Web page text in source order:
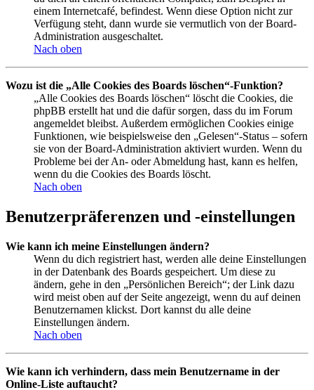
einem Internetcafé, befindest. Wenn diese Option nicht zur
Verfügung steht, dann wurde sie vermutlich von der Board-
Administration ausgeschaltet.
Nach oben
Wozu ist die „Alle Cookies des Boards löschen“-Funktion?
„Alle Cookies des Boards löschen“ löscht die Cookies, die
phpBB erstellt hat und die dafür sorgen, dass du im Forum
angemeldet bleibst. Außerdem ermöglichen Cookies einige
Funktionen, wie beispielsweise den „Gelesen“-Status – sofern
sie von der Board-Administration aktiviert wurden. Wenn du
Probleme bei der An- oder Abmeldung hast, kann es helfen,
wenn du die Cookies des Boards löscht.
Nach oben
Benutzerpräferenzen und -einstellungen
Wie kann ich meine Einstellungen ändern?
Wenn du dich registriert hast, werden alle deine Einstellungen
in der Datenbank des Boards gespeichert. Um diese zu
ändern, gehe in den „Persönlichen Bereich“; der Link dazu
wird meist oben auf der Seite angezeigt, wenn du auf deinen
Benutzernamen klickst. Dort kannst du alle deine
Einstellungen ändern.
Nach oben
Wie kann ich verhindern, dass mein Benutzername in der
Online-Liste auftaucht?